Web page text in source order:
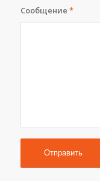
Сообщение *